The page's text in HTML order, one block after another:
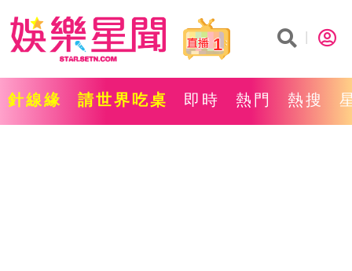
1
針線緣 請世界吃桌 即時 熱門 熱搜